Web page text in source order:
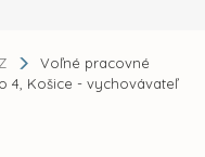
Voľné pracovné
4, Košice - vychovávateľ